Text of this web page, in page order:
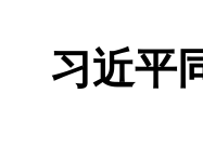
习近平